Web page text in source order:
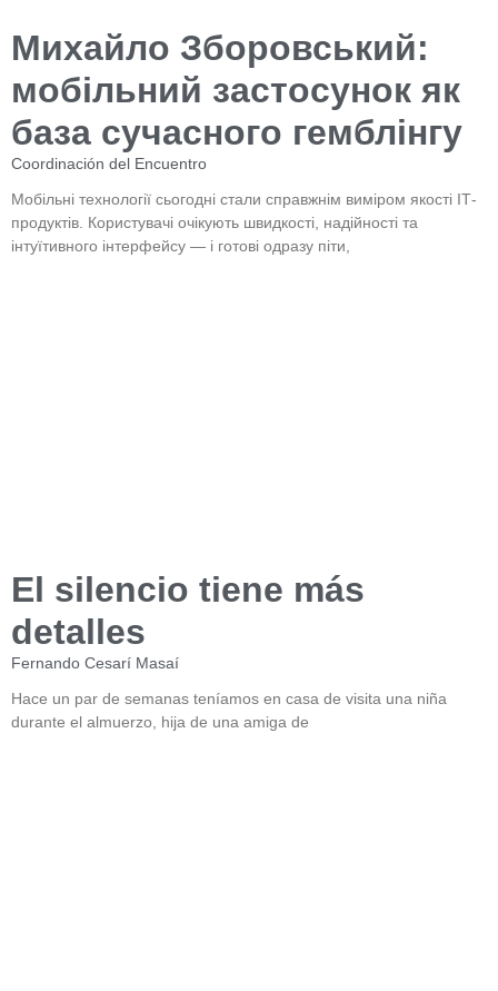
Михайло Зборовський:
мобільний застосунок як
база сучасного гемблінгу
Coordinación del Encuentro
Мобільні технології сьогодні стали справжнім виміром якості ІТ-
продуктів. Користувачі очікують швидкості, надійності та
інтуїтивного інтерфейсу — і готові одразу піти,
El silencio tiene más
detalles
Fernando Cesarí Masaí
Hace un par de semanas teníamos en casa de visita una niña
durante el almuerzo, hija de una amiga de